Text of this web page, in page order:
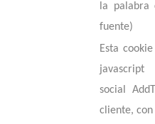
la palabra
fuente)
Esta
javascript
social
cliente,